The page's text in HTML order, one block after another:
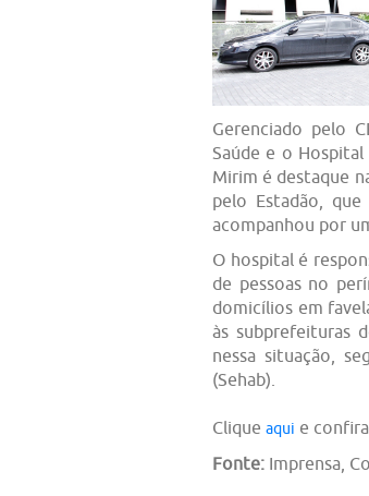
Gerenciado pelo
Saúde e o
Mirim é destaque
pelo Estadão,
acompanhou por
O hospital é
de pessoas no
domicílios em
às subprefeituras
nessa situação,
(Sehab).
Clique aqui e
Fonte: Imprensa,